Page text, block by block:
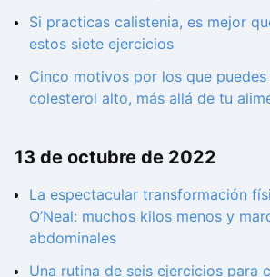
Si practicas calistenia, es mejor
estos siete ejercicios
Cinco motivos por los que puedes
colesterol alto, más allá de tu
13 de octubre de 2022
La espectacular transformación
O’Neal: muchos kilos menos y
abdominales
Una rutina de seis ejercicios para